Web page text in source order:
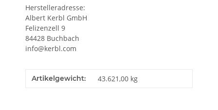
Herstelleradresse:
Albert Kerbl GmbH
Felizenzell 9
84428 Buchbach
info@kerbl.com
Artikelgewicht: 43.621,00 kg